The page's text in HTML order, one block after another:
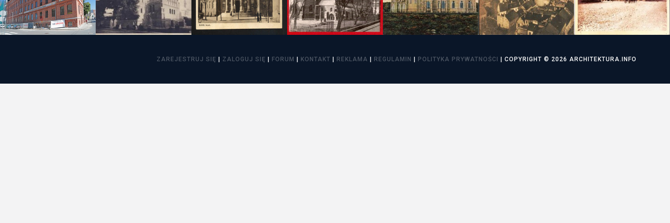
Freelance - architektKatalog produktów dla architekta
Prawo autorskie
ZAREJESTRUJ SIĘ ZALOGUJ SIĘ FORUM KONTAKT REKLAMA REGULAMIN POLITYKA PRYWATNOŚCI | COPYRIGHT © 2026 ARCHITEKTURA.INFO